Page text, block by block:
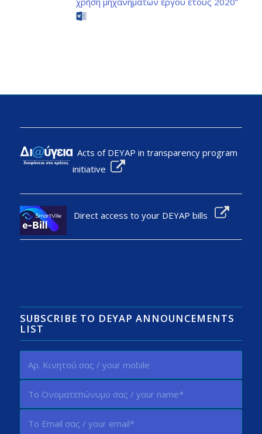
Acts of DEYAP in transparency program
initiative
Direct access to your DEYAP bills
SUBSCRIBE TO DEYAP ANNOUNCEMENTS
LIST